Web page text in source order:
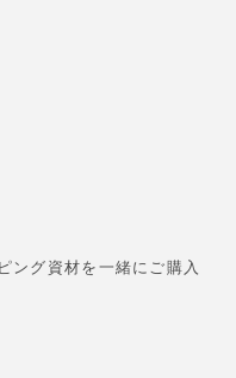
ング資材を一緒にご購入